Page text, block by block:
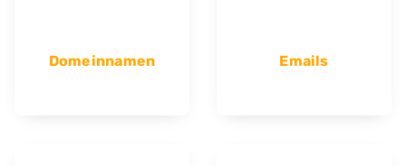
Domeinnamen Emails